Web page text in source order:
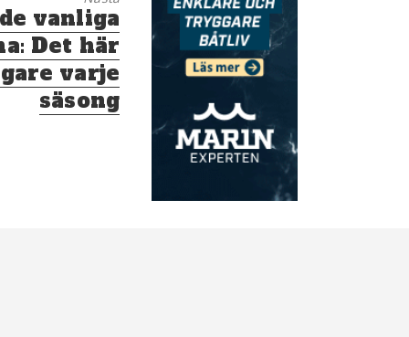
vanliga
Det här
varje
säsong